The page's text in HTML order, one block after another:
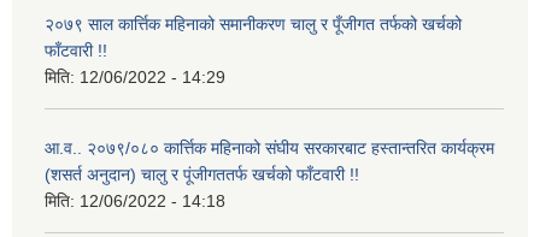
२०७९ साल कार्त्तिक महिनाको समानीकरण चालु र पूँजीगत तर्फको खर्चको
फाँटवारी !!
मिति: 12/06/2022 - 14:29
आ.व.. २०७९/०८० कार्त्तिक महिनाको संघीय सरकारबाट हस्तान्तरित कार्यक्रम
(शसर्त अनुदान) चालु र पूंजीगततर्फ खर्चको फाँटवारी !!
मिति: 12/06/2022 - 14:18